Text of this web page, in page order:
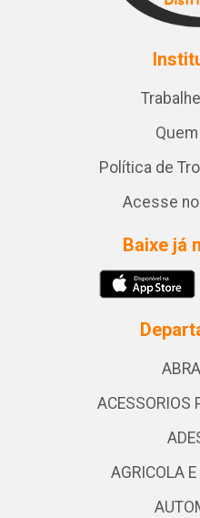
Política de
Acesse
Baixe já
ACESSORIOS
AGRICOLA